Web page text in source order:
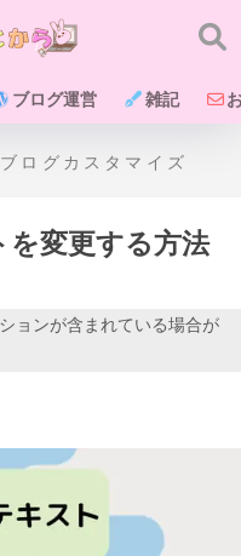
ブログ運営 雑記
ブログカスタマイズ
変更する方法
ョンが含まれている場合が